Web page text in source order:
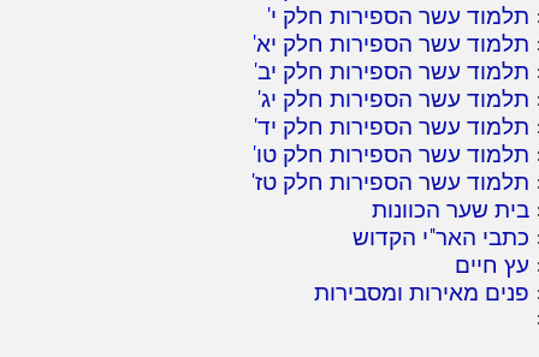
תלמוד עשר הספירות חלק י'
תלמוד עשר הספירות חלק יא'
תלמוד עשר הספירות חלק יב'
תלמוד עשר הספירות חלק יג'
תלמוד עשר הספירות חלק יד'
תלמוד עשר הספירות חלק טו'
תלמוד עשר הספירות חלק טז'
בית שער הכוונות
כתבי האר"י הקדוש
עץ חיים
פנים מאירות ומסבירות